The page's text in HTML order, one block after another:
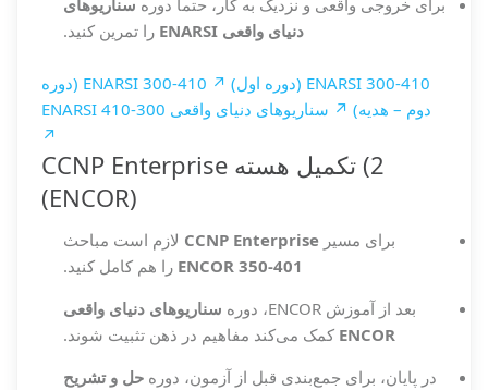
برای خروجی واقعی و نزدیک به کار، حتماً دوره سناریوهای
دنیای واقعی ENARSI
را تمرین کنید.
ENARSI 300-410 (دوره اول) ↗
ENARSI 300-410 (دوره
دوم – هدیه) ↗
سناریوهای دنیای واقعی ENARSI 410-300
↗
2) تکمیل هسته CCNP Enterprise
(ENCOR)
برای مسیرCCNP Enterprise لازم است مباحث
ENCOR 350-401 را هم کامل کنید.
بعد از آموزش ENCOR، دوره
سناریوهای دنیای واقعی
ENCOR کمک می‌کند مفاهیم در ذهن تثبیت شوند.
در پایان، برای جمع‌بندی قبل از آزمون، دورهحل و تشریح